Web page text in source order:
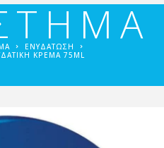
ΕΝΥΔΆΤΩΣΗ
ΚΡΈΜΑ 75ML